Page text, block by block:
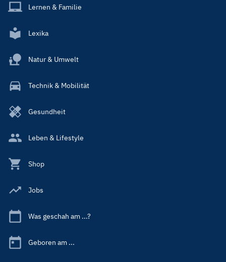
Lernen & Familie
Lexika
Natur & Umwelt
Technik & Mobilität
Gesundheit
Leben & Lifestyle
Shop
Jobs
Was geschah am ...?
Geboren am ...